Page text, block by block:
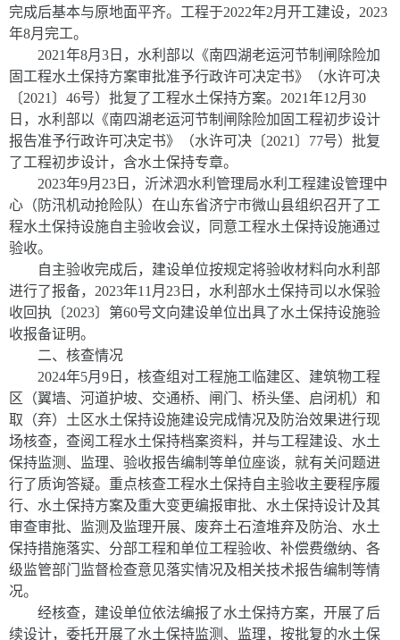
完成后基本与原地面平齐。工程于2022年2月开工建设， 2023
年8月完工。
2021年8月 3 日，水利部以《南四湖老运河节制闸除险加
固工程水土保持方案审批准予行政许可决定书》（水许可决
〔2021 〕 46号）批复了工程水土保持方案。 2021年12月 30
日，水利部以《南四湖老运河节制闸除险加固工程初步设计
报告准予行政许可决定书》（水许可决〔2021 〕 77号）批复
了工程初步设计，含水土保持专章。
2023年9月 23 日，沂沭泗水利管理局水利工程建设管理中
心（防汛机动抢险队）在山东省济宁市微山县组织召开了工
程水土保持设施自主验收会议，同意工程水土保持设施通过
验收。
自主验收完成后，建设单位按规定将验收材料向水利部
进行了报备， 2023年11 月 23 日，水利部水土保持司以水保验
收回执〔2023〕第60号文向建设单位出具了水土保持设施验
收报备证明。
二、核查情况
2024年5月 9 日，核查组对工程施工临建区、建筑物工程
区（翼墙、河道护坡、交通桥、闸门、桥头堡、启闭机）和
取（弃）土区水土保持设施建设完成情况及防治效果进行现
场核查，查阅工程水土保持档案资料，并与工程建设、水土
保持监测、监理、验收报告编制等单位座谈，就有关问题进
行了质询答疑。重点核查工程水土保持自主验收主要程序履
行、水土保持方案及重大变更编报审批、水土保持设计及其
审查审批、监测及监理开展、废弃土石渣堆弃及防治、水土
保持措施落实、分部工程和单位工程验收、补偿费缴纳、各
级监管部门监督检查意见落实情况及相关技术报告编制等情
况。
经核查，建设单位依法编报了水土保持方案，开展了后
续设计，委托开展了水土保持监测、监理，按批复的水土保